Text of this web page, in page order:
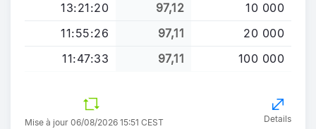
13:21:20
97,12
10 000
11:55:26
97,11
20 000
11:47:33
97,11 100 000
Mise à jour 06/08/2026 15:51 CEST Details